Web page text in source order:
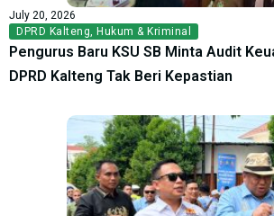
July 20, 2026
DPRD Kalteng, Hukum & Kriminal
Pengurus Baru KSU SB Minta Audit
DPRD Kalteng Tak Beri Kepastian